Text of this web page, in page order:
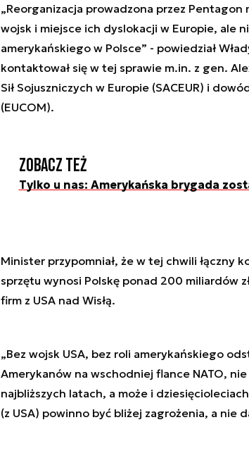
„Reorganizacja prowadzona przez Pentagon
wojsk i miejsce ich dyslokacji w Europie, ale
amerykańskiego w Polsce” - powiedział
kontaktował się w tej sprawie m.in. z gen.
Sił Sojuszniczych w Europie (SACEUR) i
(EUCOM).
Zobacz też
Tylko u nas: Amerykańska brygada
Minister przypomniał, że w tej chwili łączny
sprzętu wynosi Polskę ponad 200 miliardów
firm z USA nad Wisłą.
„Bez wojsk USA, bez roli amerykańskiego
Amerykanów na wschodniej flance NATO,
najbliższych latach, a może i
(z USA) powinno być bliżej zagrożenia, a nie